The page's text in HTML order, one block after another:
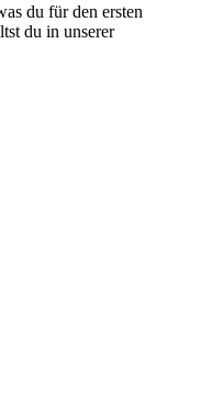
du für den ersten
du in unserer